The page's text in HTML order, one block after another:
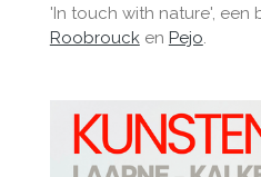
'In touch with nature', een
Roobroucken Pejo.